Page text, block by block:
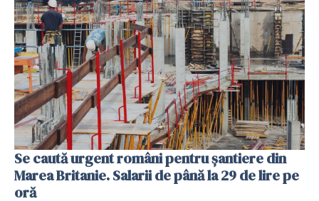
Se caută urgent români pentru șantiere din
Marea Britanie. Salarii de până la 29 de lire pe
oră